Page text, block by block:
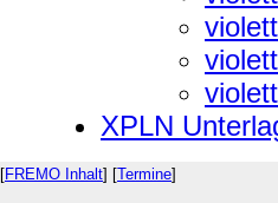
XPLN
[FREMO Inhalt] [Termine]